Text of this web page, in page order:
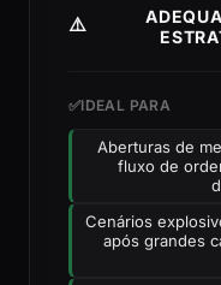
⚠️
✅IDEAL PARA
Aberturas de
fluxo de
Cenários
após grandes